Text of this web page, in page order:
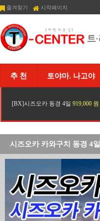
즐겨찾기 시작페이지
추 천 토야마. 나고야
[BX]시즈오카 동경 4일 919,000 원
시즈오카 카와구치 동경 4일